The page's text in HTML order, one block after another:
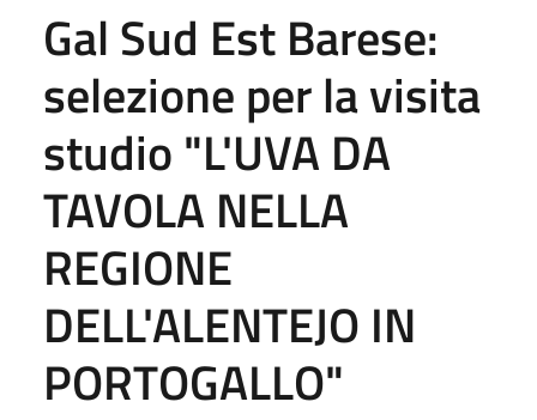
Gal Sud Est Barese:
selezione per la visita
studio "L'UVA DA
TAVOLA NELLA
REGIONE
DELL'ALENTEJO IN
PORTOGALLO"